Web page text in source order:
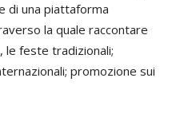
di una piattaforma
la quale raccontare
feste tradizionali;
promozione sui